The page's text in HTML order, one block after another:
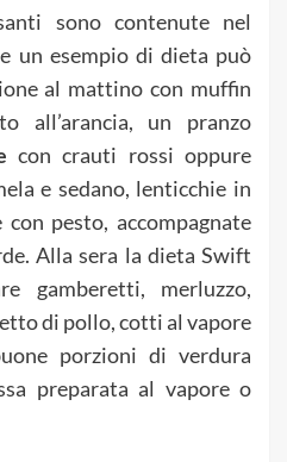
sono contenute nel
un esempio di dieta può
al mattino con muffin
all’arancia, un pranzo
con crauti rossi oppure
e sedano, lenticchie in
pesto, accompagnate
Alla sera la dieta Swift
gamberetti, merluzzo,
di pollo, cotti al vapore
porzioni di verdura
preparata al vapore o